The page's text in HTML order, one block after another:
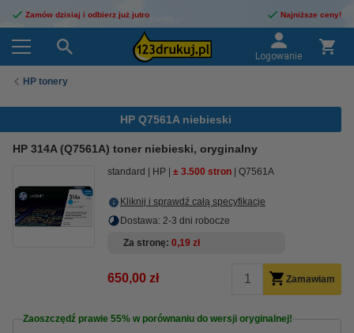
Zamów dzisiaj i odbierz już jutro Najniższe ceny!
Logowanie
HP tonery
HP Q7561A niebieski
HP 314A (Q7561A) toner niebieski, oryginalny
standard HP ± 3.500 stron Q7561A
Kliknij i sprawdź całą specyfikacje
Dostawa: 2-3 dni robocze
Za stronę 0,19 zł
650,00 zł Zamawiam
Zaoszczędź prawie 55% w porównaniu do wersji oryginalnej!